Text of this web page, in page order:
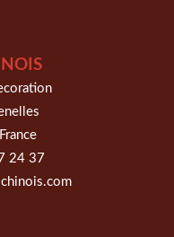
24 37